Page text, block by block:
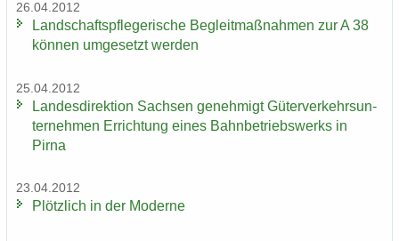
26.04.2012
Land­schafts­pfle­ge­ri­sche Be­gleit­maß­nah­men zur A 38
kön­nen um­ge­setzt wer­den
25.04.2012
Lan­des­di­rek­ti­on Sach­sen ge­neh­migt Gü­ter­ver­kehrs­un­
ter­neh­men Er­rich­tung eines Bahn­be­triebs­werks in
Pirna
23.04.2012
Plötz­lich in der Mo­der­ne